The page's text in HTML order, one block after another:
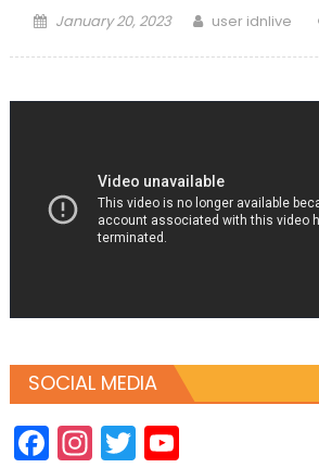
Posted
January 20, 2023 Author
user idnlive
SOCIAL MEDIA
Facebook
Instagram
TwitterYouTube